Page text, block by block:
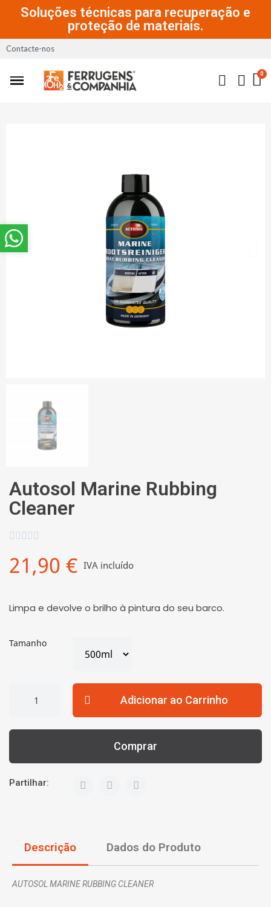
Soluções técnicas para recuperação e
proteção de materiais.
Contacte-nos
Autosol Marine Rubbing
Cleaner
    
21,90 € IVA incluído
Limpa e devolve o brilho à pintura do seu barco.
Tamanho
Adicionar ao Carrinho
Comprar
Partilhar:
Descrição Dados do Produto
AUTOSOL MARINE RUBBING CLEANER